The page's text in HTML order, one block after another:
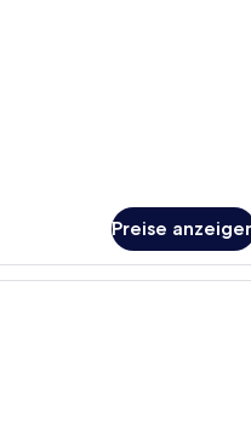
Preise
Dreibettzimmer |